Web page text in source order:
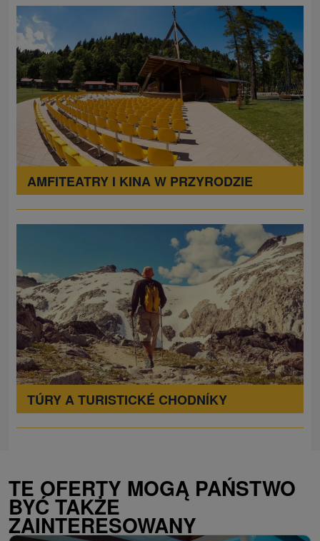
AMFITEATRY I KINA W PRZYRODZIE
TÚRY A TURISTICKÉ CHODNÍKY
TE OFERTY MOGĄ PAŃSTWO
BYĆ TAKŻE
ZAINTERESOWANY